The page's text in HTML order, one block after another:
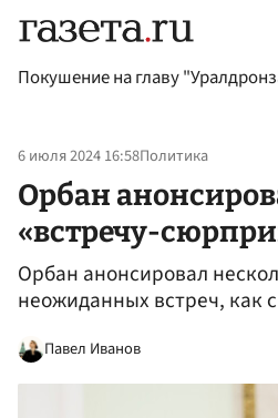
Покушение на главу
6 июля 2024 16:58Политика
Орбан
«встречу-
Орбан анонсировал
неожиданных встреч, как
Павел Иванов